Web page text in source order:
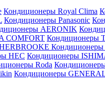
Кондиционеры Royal Clima
Кондиционеры Panasonic
AERONIK
COMFORT Кондиционеры
HEC Кондиционеры
Roda
Кондиционеры